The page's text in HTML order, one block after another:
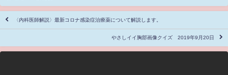
〈内科医師解説〉最新コロナ感染症治療薬について解説します。
やさしイイ胸部画像クイズ 2019年9月20日